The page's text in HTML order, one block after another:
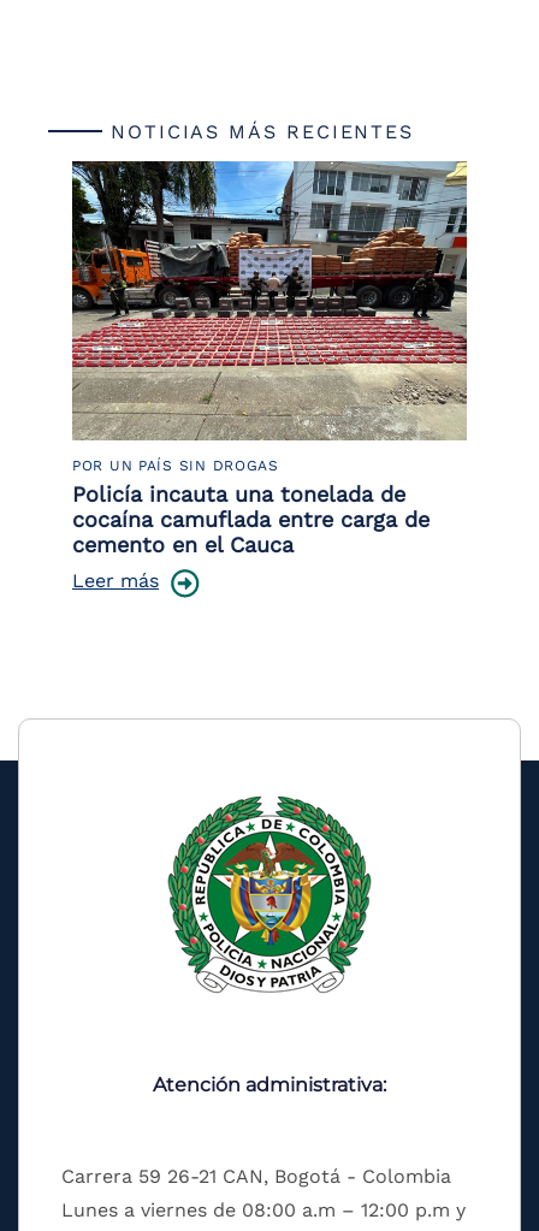
NOTICIAS MÁS RECIENTES
POR UN PAÍS SIN DROGAS
Policía incauta una tonelada de
cocaína camuflada entre carga de
cemento en el Cauca
Leer más
Atención administrativa:
Carrera 59 26-21 CAN, Bogotá - Colombia
Lunes a viernes de 08:00 a.m – 12:00 p.m y